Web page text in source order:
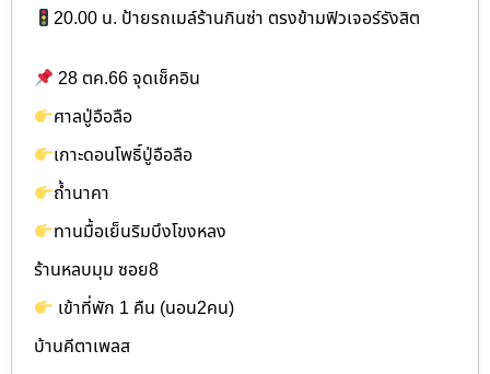
20.00 น. ป้ายรถเมล์ร้านกินซ่า ตรงข้ามฟิวเจอร์รังสิต
28 ตค.66 จุดเช็คอิน
ศาลปู่อือลือ
เกาะดอนโพธิ์ปู่อือลือ
ถ้ำนาคา
ทานมื้อเย็นริมบึงโขงหลง
ร้านหลบมุม ซอย8
เข้าที่พัก 1 คืน (นอน2คน)
บ้านคีตาเพลส